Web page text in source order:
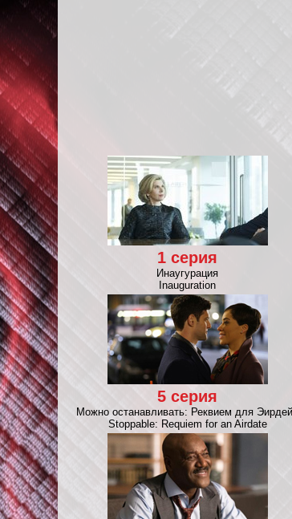
1 серия
Инаугурация
Inauguration
5 серия
Можно останавливать: Реквием для
Stoppable: Requiem for an Airdate